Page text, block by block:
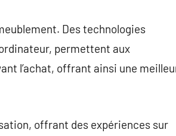
Des technologies
permettent aux
l’achat, offrant ainsi une
offrant des expériences sur